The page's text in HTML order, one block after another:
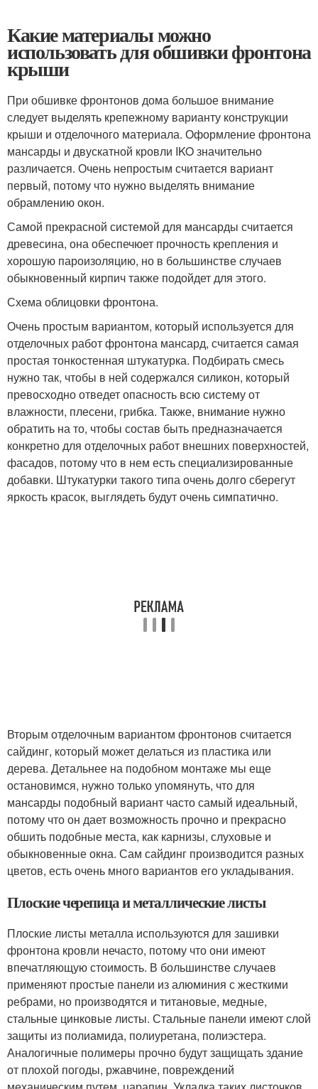
Какие материалы можно
использовать для обшивки фронтона
крыши
При обшивке фронтонов дома большое внимание
следует выделять крепежному варианту конструкции
крыши и отделочного материала. Оформление фронтона
мансарды и двускатной кровли IKO значительно
различается. Очень непростым считается вариант
первый, потому что нужно выделять внимание
обрамлению окон.
Самой прекрасной системой для мансарды считается
древесина, она обеспечюет прочность крепления и
хорошую пароизоляцию, но в большинстве случаев
обыкновенный кирпич также подойдет для этого.
Схема облицовки фронтона.
Очень простым вариантом, который используется для
отделочных работ фронтона мансард, считается самая
простая тонкостенная штукатурка. Подбирать смесь
нужно так, чтобы в ней содержался силикон, который
превосходно отведет опасность всю систему от
влажности, плесени, грибка. Также, внимание нужно
обратить на то, чтобы состав быть предназначается
конкретно для отделочных работ внешних поверхностей,
фасадов, потому что в нем есть специализированные
добавки. Штукатурки такого типа очень долго сберегут
яркость красок, выглядеть будут очень симпатично.
Вторым отделочным вариантом фронтонов считается
сайдинг, который может делаться из пластика или
дерева. Детальнее на подобном монтаже мы еще
остановимся, нужно только упомянуть, что для
мансарды подобный вариант часто самый идеальный,
потому что он дает возможность прочно и прекрасно
обшить подобные места, как карнизы, слуховые и
обыкновенные окна. Сам сайдинг производится разных
цветов, есть очень много вариантов его укладывания.
Плоские черепица и металлические листы
Плоские листы металла используются для зашивки
фронтона кровли нечасто, потому что они имеют
впечатляющую стоимость. В большинстве случаев
применяют простые панели из алюминия с жесткими
ребрами, но производятся и титановые, медные,
стальные цинковые листы. Стальные панели имеют слой
защиты из полиамида, полиуретана, полиэстера.
Аналогичные полимеры прочно будут защищать здание
от плохой погоды, ржавчине, повреждений